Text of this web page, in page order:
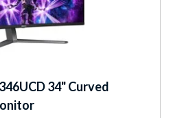
34" Curved